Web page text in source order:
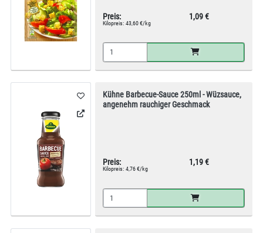
Preis: 1,09 €
Kilopreis: 43,60 €/kg
Kühne Barbecue-Sauce 250ml - Wüzsauce,
angenehm rauchiger Geschmack
Preis: 1,19 €
Kilopreis: 4,76 €/kg